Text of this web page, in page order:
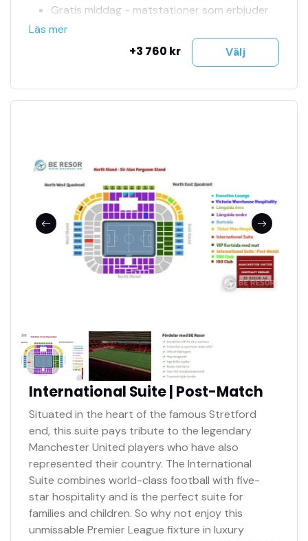
Gratis middag - matstationer som erbjuder
en mängd olika måltidsalternativ
Gratis öl på flaska, husets vin, prosecco,
drinkar, läsk, te och kaffe (serveras före och
MUTV eller pre-game screening
Upp till 10 platser tillsammans
Numrerade sittplatser
Sittplats på hemmasektion
Officiella matchbiljetter
Tillgång till jour 24h
Se fler bilder i bildspel
Biljetterna mejlas
Läs mer
+3 760 kr Välj
International Suite | Post-Match
Situated in the heart of the famous Stretford
end, this suite pays tribute to the legendary
Manchester United players who have also
represented their country. The International
Suite combines world-class football with five-
star hospitality and is the perfect suite for
families and children. So why not enjoy this
unmissable Premier League fixture in luxury